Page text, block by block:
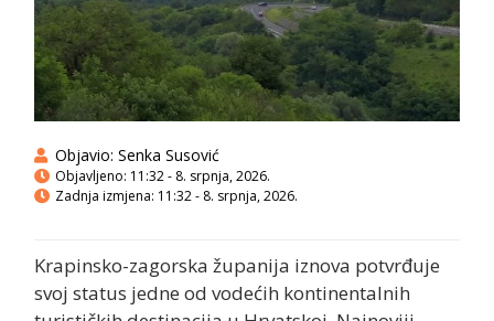
Objavio: Senka Susović
Objavljeno: 11:32 - 8. srpnja, 2026.
Zadnja izmjena: 11:32 - 8. srpnja, 2026.
Krapinsko-zagorska županija iznova potvrđuje
svoj status jedne od vodećih kontinentalnih